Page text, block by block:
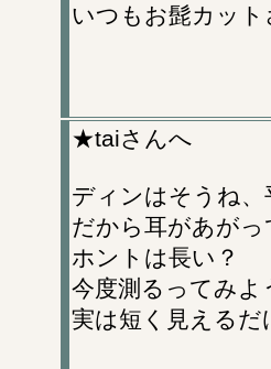
いつもお髭カッ
★taiさんへ
ディンはそうね、
だから耳があが
ホントは長い？
今度測るってみよ
実は短く見える